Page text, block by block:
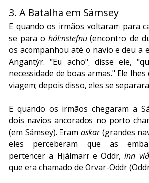
3. A Batalha em Sámsey
E quando os irmãos voltaram para
se para o hólmstefnu (encontro de
os acompanhou até o navio e deu a
Angantýr. "Eu acho", disse ele,
necessidade de boas armas." Ele
viagem; depois disso, eles se
E quando os irmãos chegaram a
dois navios ancorados no porto
(em Sámsey). Eram askar (grandes
eles perceberam que as
pertencer a Hjálmarr e Oddr, inn
que era chamado de Örvar-Oddr